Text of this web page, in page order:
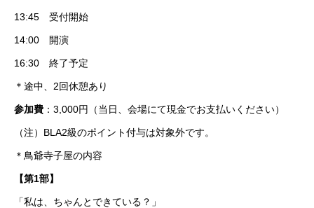
13:45 受付開始
14:00 開演
16:30 終了予定
＊途中、2回休憩あり
参加費 ：3,000円（当日、会場にて現金でお支払いください）
（注）BLA2級のポイント付与は対象外です。
＊鳥爺寺子屋の内容
【第1部】
「私は、ちゃんとできている？」